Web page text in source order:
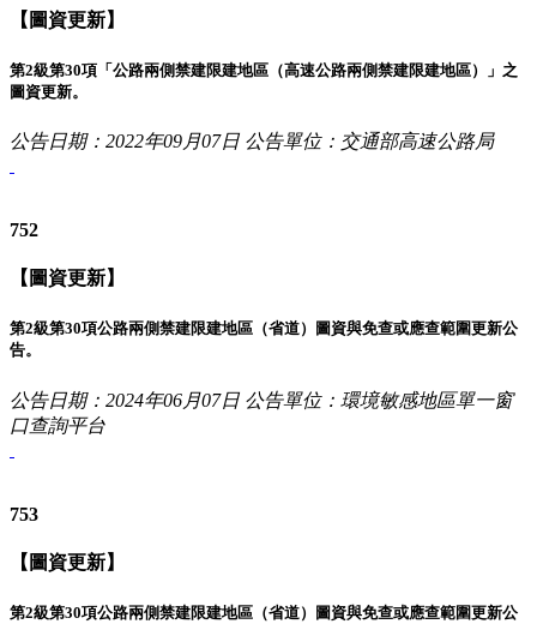
【圖資更新】
第2級第30項「公路兩側禁建限建地區（高速公路兩側禁建限建地區）」之
圖資更新。
公告日期：2022年09月07日 公告單位：交通部高速公路局
752
【圖資更新】
第2級第30項公路兩側禁建限建地區（省道）圖資與免查或應查範圍更新公
告。
公告日期：2024年06月07日 公告單位：環境敏感地區單一窗
口查詢平台
753
【圖資更新】
第2級第30項公路兩側禁建限建地區（省道）圖資與免查或應查範圍更新公